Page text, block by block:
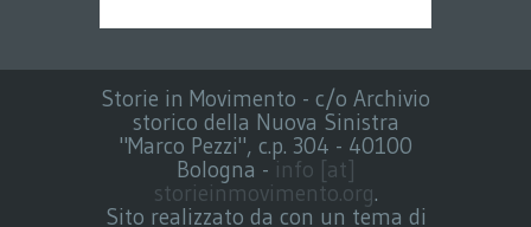
Storie in Movimento - c/o Archivio
storico della Nuova Sinistra
"Marco Pezzi", c.p. 304 - 40100
Bologna - info [at]
storieinmovimento.org.
Sito realizzato da con un tema di